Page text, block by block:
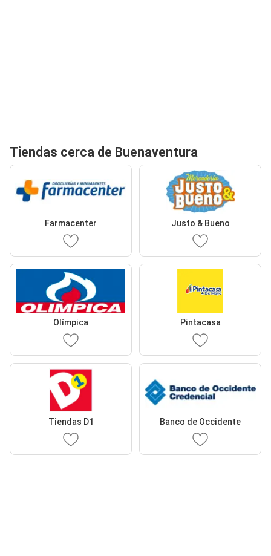
Tiendas cerca de Buenaventura
Farmacenter Justo & Bueno
Olímpica Pintacasa
Tiendas D1 Banco de Occidente